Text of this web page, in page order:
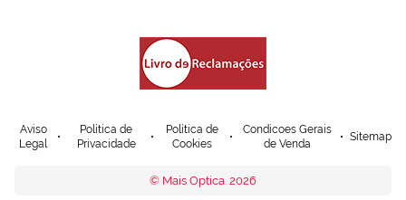
Aviso
Legal
Política de
Privacidade
Política de
Cookies
Condicoes Gerais
de Venda
Sitemap
© Mais Optica. 2026